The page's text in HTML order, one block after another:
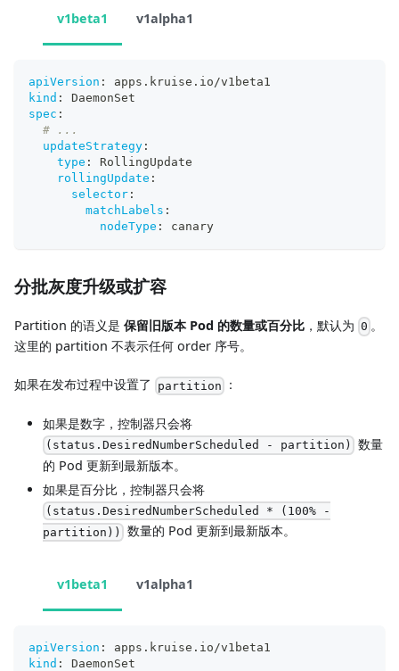
v1beta1 v1alpha1
apiVersion :
apps.kruise.io/v1beta1
kind :
DaemonSet
spec :
# ...
updateStrategy :
type :
RollingUpdate
rollingUpdate :
selector :
matchLabels :
nodeType : canary
分批灰度升级或扩容
Partition 的语义是 保留旧版本 Pod 的数量或百分比 ，默认为 0 。
这里的 partition 不表示任何 order 序号。
如果在发布过程中设置了 partition ：
如果是数字，控制器只会将
(status.DesiredNumberScheduled - partition)
数量
的 Pod 更新到最新版本。
如果是百分比，控制器只会将
(status.DesiredNumberScheduled * (100% -
partition))
数量的 Pod 更新到最新版本。
v1beta1 v1alpha1
apiVersion :
apps.kruise.io/v1beta1
kind :
DaemonSet